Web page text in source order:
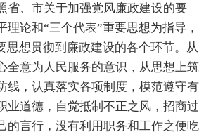
、市关于加强党风廉政建设的要
理论和“三个代表”重要思想为指导，
思想贯彻到廉政建设的各个环节。从
全意为人民服务的意识，从思想上筑
线，认真落实各项制度，模范遵守有
业道德，自觉抵制不正之风，招商过
的言行，没有利用职务和工作之便吃